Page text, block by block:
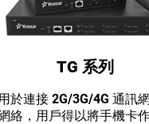
TG 系列
於連接 2G/3G/4G 通訊
絡，用戶得以將手機卡